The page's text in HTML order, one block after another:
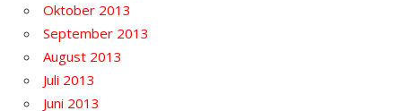
Oktober 2013
September 2013
August 2013
Juli 2013
Juni 2013